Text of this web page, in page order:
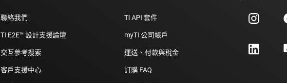
聯絡我們
TI E2E™ 設計支援論壇
交互參考搜索
客戶支援中心
TI API 套件
myTI 公司帳戶
運送、付款與稅金
訂購 FAQ